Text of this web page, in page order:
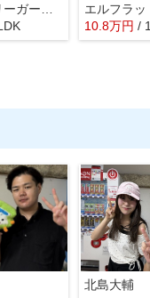
エルフラッ
10.8万円 /
北島大輔